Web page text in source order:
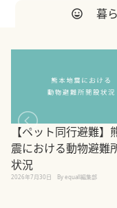
暮ら
【ペット同行避難】
震における動物避難
状況
2026年7月30日 By equall編集部